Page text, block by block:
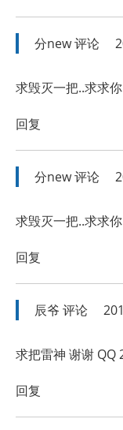
分new评论
求毁灭一把..求求
回复
分new评论
求毁灭一把..求求
回复
辰爷 评论
求把雷神 谢谢 QQ
回复